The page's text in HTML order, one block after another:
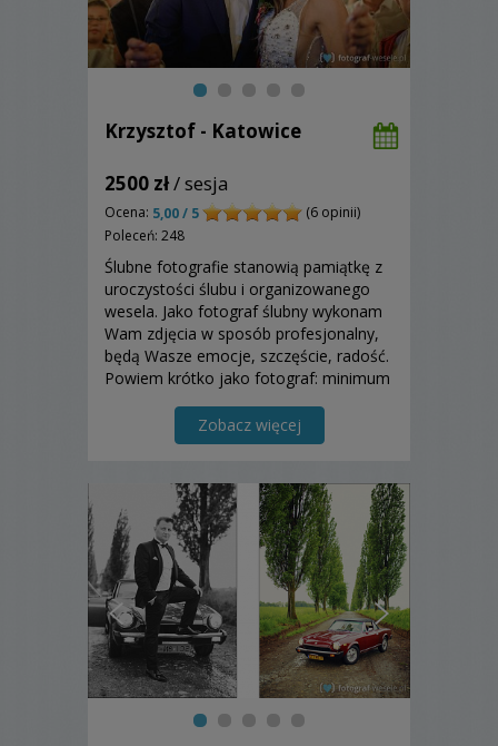
Krzysztof - Katowice
2500 zł/ sesja
Ocena: 5,00 / 5
(6 opinii)
Poleceń: 248
Ślubne fotografie stanowią pamiątkę z
uroczystości ślubu i organizowanego
wesela. Jako fotograf ślubny wykonam
Wam zdjęcia w sposób profesjonalny,
będą Wasze emocje, szczęście, radość.
Powiem krótko jako fotograf: minimum
Zobacz więcej